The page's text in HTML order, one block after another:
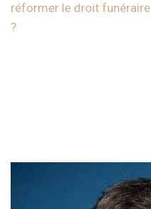
réformer le droit funéraire
?